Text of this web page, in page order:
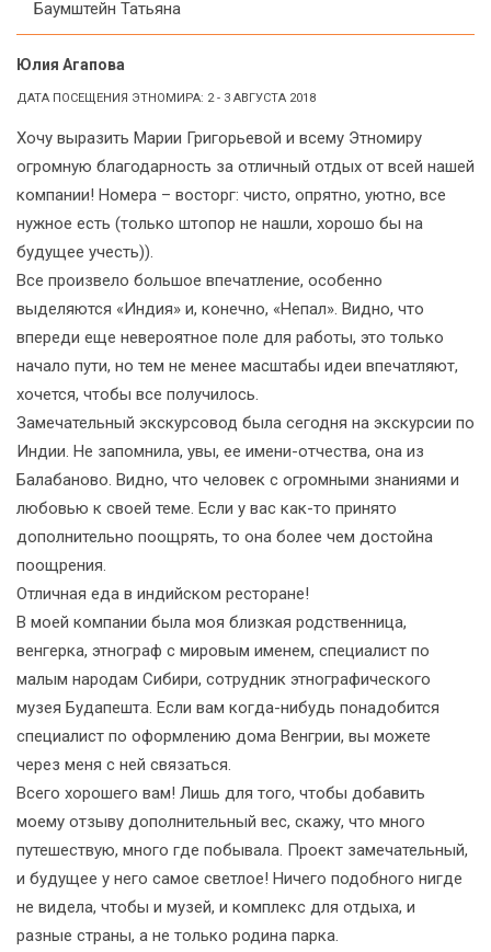
Баумштейн Татьяна
Юлия Агапова
ДАТА ПОСЕЩЕНИЯ ЭТНОМИРА: 2 - 3 АВГУСТА 2018
Хочу выразить Марии Григорьевой и всему Этномиру
огромную благодарность за отличный отдых от всей нашей
компании! Номера – восторг: чисто, опрятно, уютно, все
нужное есть (только штопор не нашли, хорошо бы на
будущее учесть)).
Все произвело большое впечатление, особенно
выделяются «Индия» и, конечно, «Непал». Видно, что
впереди еще невероятное поле для работы, это только
начало пути, но тем не менее масштабы идеи впечатляют,
хочется, чтобы все получилось.
Замечательный экскурсовод была сегодня на экскурсии по
Индии. Не запомнила, увы, ее имени-отчества, она из
Балабаново. Видно, что человек с огромными знаниями и
любовью к своей теме. Если у вас как-то принято
дополнительно поощрять, то она более чем достойна
поощрения.
Отличная еда в индийском ресторане!
В моей компании была моя близкая родственница,
венгерка, этнограф с мировым именем, специалист по
малым народам Сибири, сотрудник этнографического
музея Будапешта. Если вам когда-нибудь понадобится
специалист по оформлению дома Венгрии, вы можете
через меня с ней связаться.
Всего хорошего вам! Лишь для того, чтобы добавить
моему отзыву дополнительный вес, скажу, что много
путешествую, много где побывала. Проект замечательный,
и будущее у него самое светлое! Ничего подобного нигде
не видела, чтобы и музей, и комплекс для отдыха, и
разные страны, а не только родина парка.